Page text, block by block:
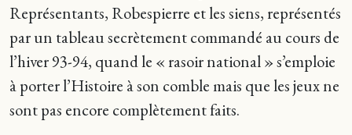
Représentants, Robespierre et les siens, représentés
par un tableau secrètement commandé au cours de
l’hiver 93-94, quand le « rasoir national » s’emploie
à porter l’Histoire à son comble mais que les jeux ne
sont pas encore complètement faits.